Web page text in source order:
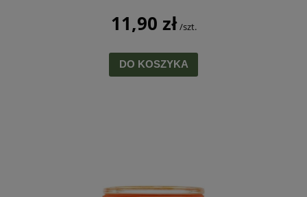
11,90 zł/szt.
DO KOSZYKA